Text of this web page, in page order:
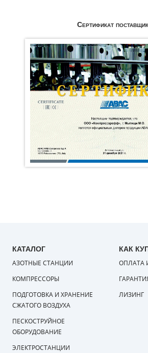
Сертификат
КАТАЛОГ
АЗОТНЫЕ СТАНЦИИ
КОМПРЕССОРЫ
ПОДГОТОВКА И ХРАНЕНИЕ
СЖАТОГО ВОЗДУХА
ПЕСКОСТРУЙНОЕ
ОБОРУДОВАНИЕ
ЭЛЕКТРОСТАНЦИИ
КАК
ОПЛАТА
ЛИЗИНГ